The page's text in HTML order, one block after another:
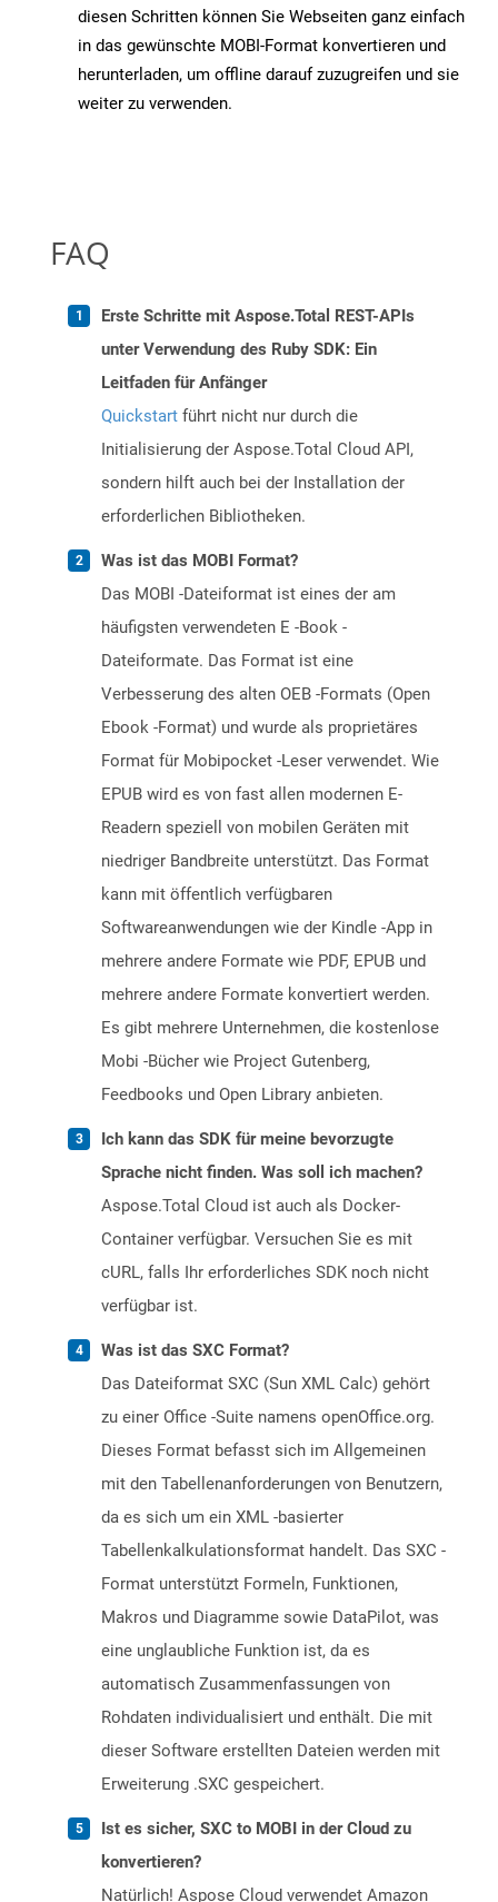
diesen Schritten können Sie Webseiten ganz einfach
in das gewünschte MOBI-Format konvertieren und
herunterladen, um offline darauf zuzugreifen und sie
weiter zu verwenden.
FAQ
Erste Schritte mit Aspose.Total REST-APIs
unter Verwendung des Ruby SDK: Ein
Leitfaden für Anfänger
Quickstart führt nicht nur durch die
Initialisierung der Aspose.Total Cloud API,
sondern hilft auch bei der Installation der
erforderlichen Bibliotheken.
Was ist das MOBI Format?
Das MOBI -Dateiformat ist eines der am
häufigsten verwendeten E -Book -
Dateiformate. Das Format ist eine
Verbesserung des alten OEB -Formats (Open
Ebook -Format) und wurde als proprietäres
Format für Mobipocket -Leser verwendet. Wie
EPUB wird es von fast allen modernen E-
Readern speziell von mobilen Geräten mit
niedriger Bandbreite unterstützt. Das Format
kann mit öffentlich verfügbaren
Softwareanwendungen wie der Kindle -App in
mehrere andere Formate wie PDF, EPUB und
mehrere andere Formate konvertiert werden.
Es gibt mehrere Unternehmen, die kostenlose
Mobi -Bücher wie Project Gutenberg,
Feedbooks und Open Library anbieten.
Ich kann das SDK für meine bevorzugte
Sprache nicht finden. Was soll ich machen?
Aspose.Total Cloud ist auch als Docker-
Container verfügbar. Versuchen Sie es mit
cURL, falls Ihr erforderliches SDK noch nicht
verfügbar ist.
Was ist das SXC Format?
Das Dateiformat SXC (Sun XML Calc) gehört
zu einer Office -Suite namens openOffice.org.
Dieses Format befasst sich im Allgemeinen
mit den Tabellenanforderungen von Benutzern,
da es sich um ein XML -basierter
Tabellenkalkulationsformat handelt. Das SXC -
Format unterstützt Formeln, Funktionen,
Makros und Diagramme sowie DataPilot, was
eine unglaubliche Funktion ist, da es
automatisch Zusammenfassungen von
Rohdaten individualisiert und enthält. Die mit
dieser Software erstellten Dateien werden mit
Erweiterung .SXC gespeichert.
Ist es sicher, SXC to MOBI in der Cloud zu
konvertieren?
Natürlich! Aspose Cloud verwendet Amazon